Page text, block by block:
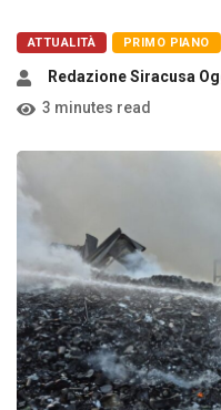
ATTUALITÀ PRIMO PIANO
Redazione Siracusa
3 minutes read